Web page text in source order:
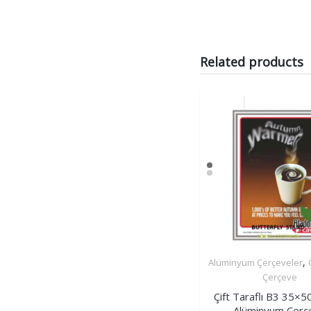
Related products
İncele
Alüminyum Çerçeveler,
Çerçeve
Çift Taraflı B3